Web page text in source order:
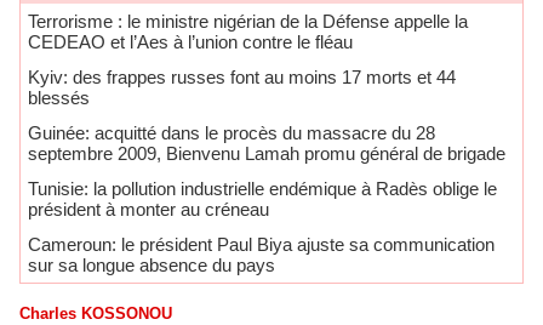
Terrorisme : le ministre nigérian de la Défense appelle la
CEDEAO et l’Aes à l’union contre le fléau
Kyiv: des frappes russes font au moins 17 morts et 44
blessés
Guinée: acquitté dans le procès du massacre du 28
septembre 2009, Bienvenu Lamah promu général de brigade
Tunisie: la pollution industrielle endémique à Radès oblige le
président à monter au créneau
Cameroun: le président Paul Biya ajuste sa communication
sur sa longue absence du pays
Charles KOSSONOU